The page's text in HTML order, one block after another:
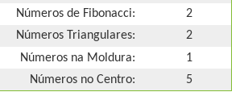
Números de Fibonacci:
2
Números Triangulares:
2
Números na Moldura:
1
Números no Centro:
5